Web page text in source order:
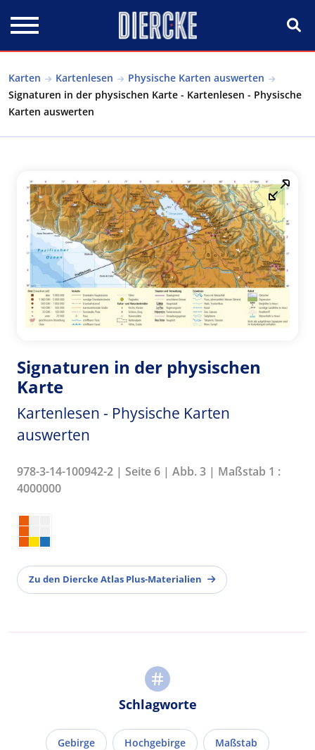
Karten Kartenlesen
Physische Karten auswerten
Signaturen in der physischen Karte - Kartenlesen - Physische
Karten auswerten
Signaturen in der physischen
Karte
Kartenlesen - Physische Karten
auswerten
978-3-14-100942-2 | Seite 6 | Abb. 3 | Maßstab 1 :
4000000
Zu den Diercke Atlas Plus-Materialien
Schlagworte
Gebirge Hochgebirge Maßstab